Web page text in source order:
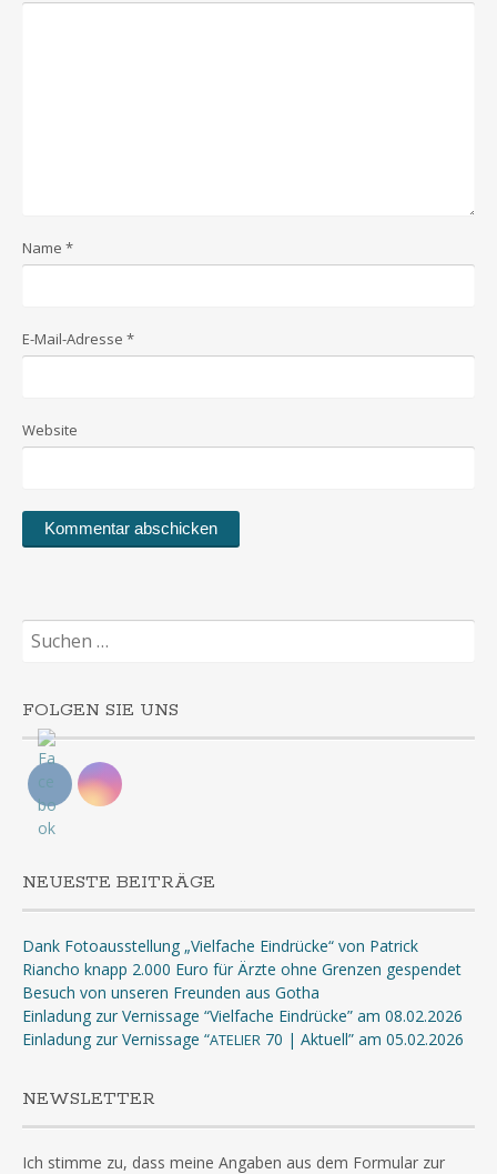
Name *
E-Mail-Adresse *
Website
Suchen
nach:
FOLGEN SIE UNS
NEUESTE BEITRÄGE
Dank Fotoausstellung „Vielfache Eindrücke“ von Patrick
Riancho knapp 2.000 Euro für Ärzte ohne Grenzen gespendet
Besuch von unseren Freunden aus Gotha
Einladung zur Vernissage “Vielfache Eindrücke” am 08.02.2026
Einladung zur Vernissage “ATELIER 70 | Aktuell” am 05.02.2026
NEWSLETTER
Ich stimme zu, dass meine Angaben aus dem Formular zur